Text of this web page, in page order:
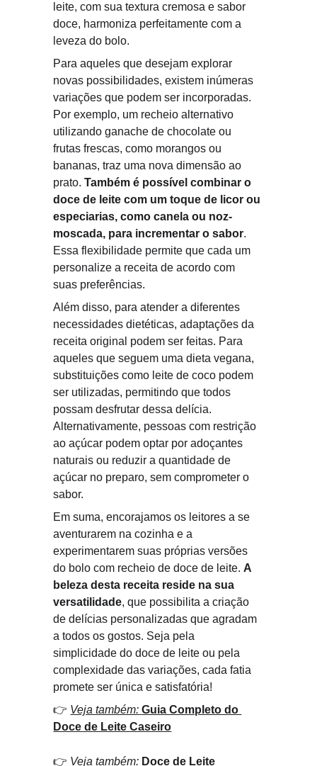
leite, com sua textura cremosa e sabor
doce, harmoniza perfeitamente com a
leveza do bolo.
Para aqueles que desejam explorar
novas possibilidades, existem inúmeras
variações que podem ser incorporadas.
Por exemplo, um recheio alternativo
utilizando ganache de chocolate ou
frutas frescas, como morangos ou
bananas, traz uma nova dimensão ao
prato. Também é possível combinar o
doce de leite com um toque de licor ou
especiarias, como canela ou noz-
moscada, para incrementar o sabor.
Essa flexibilidade permite que cada um
personalize a receita de acordo com
suas preferências.
Além disso, para atender a diferentes
necessidades dietéticas, adaptações da
receita original podem ser feitas. Para
aqueles que seguem uma dieta vegana,
substituições como leite de coco podem
ser utilizadas, permitindo que todos
possam desfrutar dessa delícia.
Alternativamente, pessoas com restrição
ao açúcar podem optar por adoçantes
naturais ou reduzir a quantidade de
açúcar no preparo, sem comprometer o
sabor.
Em suma, encorajamos os leitores a se
aventurarem na cozinha e a
experimentarem suas próprias versões
do bolo com recheio de doce de leite. A
beleza desta receita reside na sua
versatilidade, que possibilita a criação
de delícias personalizadas que agradam
a todos os gostos. Seja pela
simplicidade do doce de leite ou pela
complexidade das variações, cada fatia
promete ser única e satisfatória!
👉 Veja também: Guia Completo do
Doce de Leite Caseiro
👉 Veja também: Doce de Leite